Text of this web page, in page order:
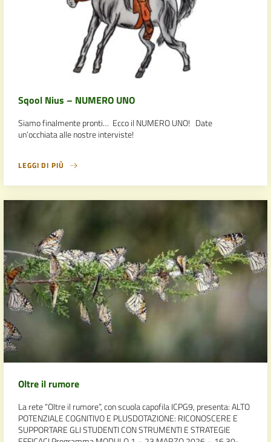
Sqool Nius – NUMERO UNO
Siamo finalmente pronti… Ecco il NUMERO UNO! Date
un’occhiata alle nostre interviste!
LEGGI DI PIÙ
Oltre il rumore
La rete “Oltre il rumore”, con scuola capofila ICPG9, presenta: ALTO
POTENZIALE COGNITIVO E PLUSDOTAZIONE: RICONOSCERE E
SUPPORTARE GLI STUDENTI CON STRUMENTI E STRATEGIE